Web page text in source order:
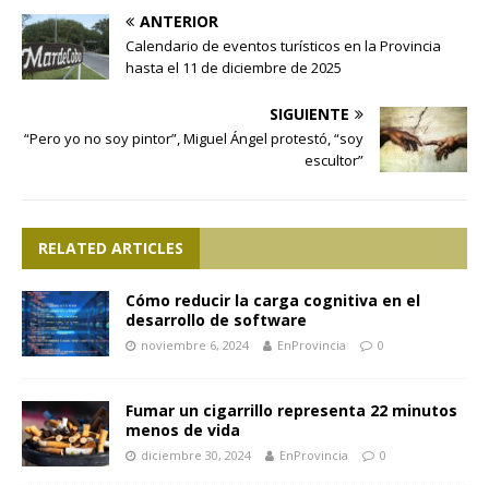
ANTERIOR
Calendario de eventos turísticos en la Provincia
hasta el 11 de diciembre de 2025
SIGUIENTE
“Pero yo no soy pintor”, Miguel Ángel protestó, “soy
escultor”
RELATED ARTICLES
Cómo reducir la carga cognitiva en el
desarrollo de software
noviembre 6, 2024 EnProvincia 0
Fumar un cigarrillo representa 22 minutos
menos de vida
diciembre 30, 2024 EnProvincia 0